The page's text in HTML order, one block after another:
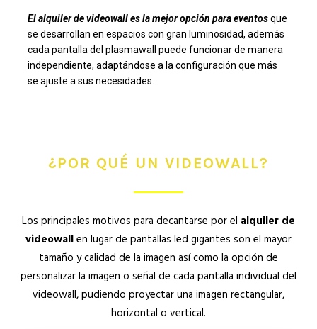
El alquiler de videowall es la mejor opción para eventosque
se desarrollan en espacios con gran luminosidad, además
cada pantalla del plasmawall puede funcionar de manera
independiente, adaptándose a la configuración que más
se ajuste a sus necesidades.
¿POR QUÉ UN VIDEOWALL?
Los principales motivos para decantarse por el alquiler de
videowallen lugar de pantallas led gigantes son el mayor
tamaño y calidad de la imagen así como la opción de
personalizar la imagen o señal de cada pantalla individual del
videowall, pudiendo proyectar una imagen rectangular,
horizontal o vertical.